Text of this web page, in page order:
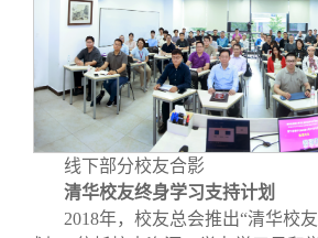
线下部分校友合影
清华校友终身学习支持计划
2018年，校友总会推出“清华校